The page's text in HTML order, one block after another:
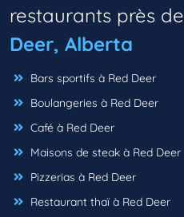
restaurants près de
Deer, Alberta
Bars sportifs à Red Deer
Boulangeries à Red Deer
Café à Red Deer
Maisons de steak à Red Deer
Pizzerias à Red Deer
Restaurant thaï à Red Deer